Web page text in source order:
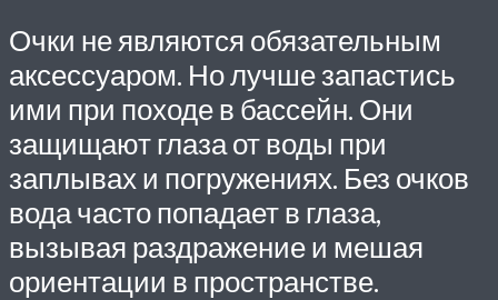
Очки не являются обязательным
аксессуаром. Но лучше запастись
ими при походе в бассейн. Они
защищают глаза от воды при
заплывах и погружениях. Без очков
вода часто попадает в глаза,
вызывая раздражение и мешая
ориентации в пространстве.